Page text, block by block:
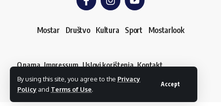
By using this site, you agree to the Privacy
Policy and Terms of Use.
Accept
Mostar Društvo Kultura Sport Mostarlook
O nama Impressum Uslovi korištenja Kontakt
© mostarski.ba. Sva prava pridržana